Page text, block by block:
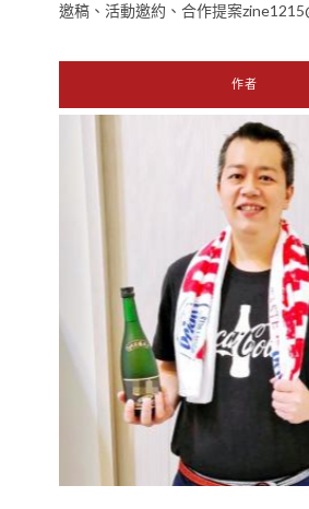
邀稿、活動邀約、合作提案
作者